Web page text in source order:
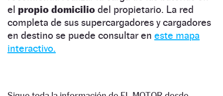
el propio domicilio del propietario. La red
completa de sus supercargadores y cargadores
en destino se puede consultar en este mapa
interactivo.